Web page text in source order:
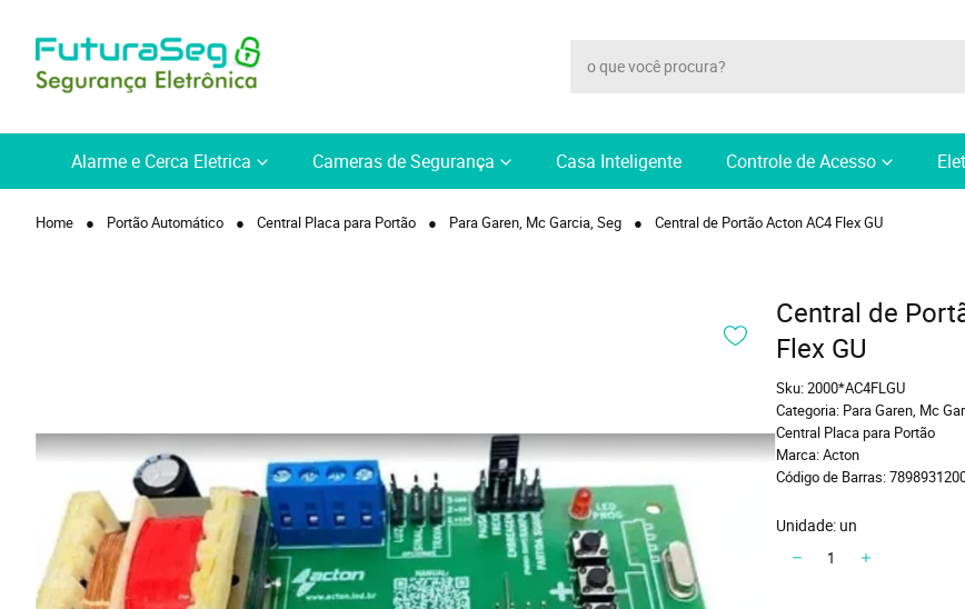
Alarme e Cerca Eletrica Cameras de Segurança Casa Inteligente Controle de Acesso
Home Portão Automático Central Placa para Portão Para Garen, Mc Garcia, Seg Central de Portão Acton AC4 Flex GU
Central de
Flex GU
Sku:2000*AC4FLGU
Categoria: Para Garen, Mc
Central Placa para Portão
Marca:Acton
Código de Barras:
Unidade: un